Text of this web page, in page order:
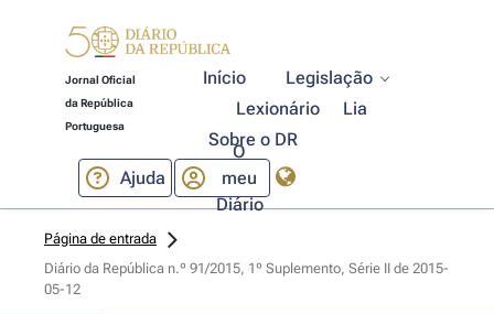
Jornal Oficial
da República
Portuguesa
Início
Legislação
Lexionário
Lia
Sobre o DR
Ajuda
O
meu
Diário
Página de entrada
Diário da República n.º 91/2015, 1º Suplemento, Série II de 2015-
05-12